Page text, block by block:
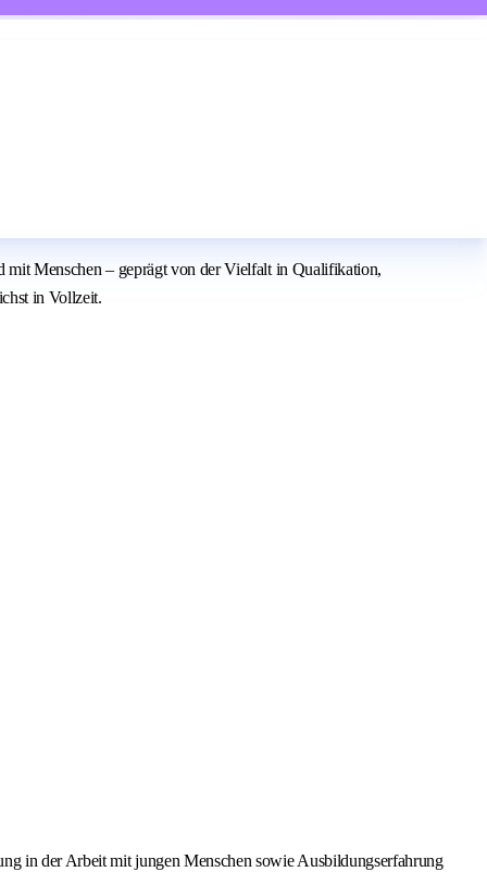
mit Menschen – geprägt von der Vielfalt in Qualifikation,
in Vollzeit.
in der Arbeit mit jungen Menschen sowie Ausbildungserfahrung